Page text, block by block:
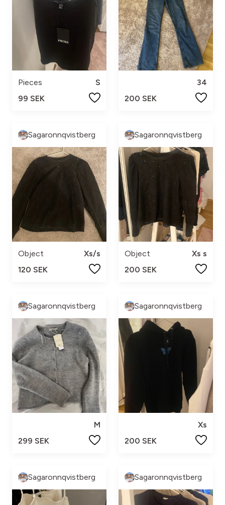
Pieces
S
99 SEK
34
200 SEK
Sagaronnqvistberg
Object
Xs/s
120 SEK
Sagaronnqvistberg
Object
Xs s
200 SEK
Sagaronnqvistberg
M
299 SEK
Sagaronnqvistberg
Xs
200 SEK
Sagaronnqvistberg Sagaronnqvistberg